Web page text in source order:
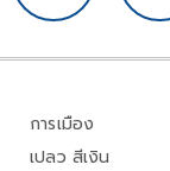
การเมือง
เปลว สีเงิน